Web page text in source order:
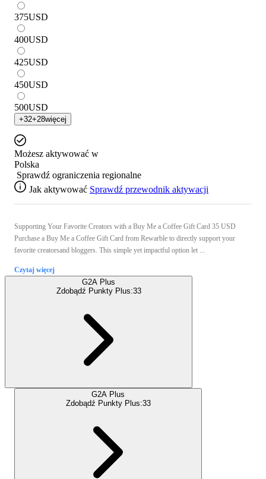
375USD
400USD
425USD
450USD
500USD
+32+28więcej
Możesz aktywować w
Polska
Sprawdź ograniczenia regionalne
Jak aktywować Sprawdź przewodnik aktywacji
Supporting Your Favorite Creators with a Buy Me a Coffee Gift Card 35 USD
Purchase a Buy Me a Coffee Gift Card from Rewarble to directly support your
favorite creatorsand bloggers. This simple yet impactful option let ...
Czytaj więcej
G2A Plus
Zdobądź Punkty Plus:33
G2A Plus
Zdobądź Punkty Plus:33